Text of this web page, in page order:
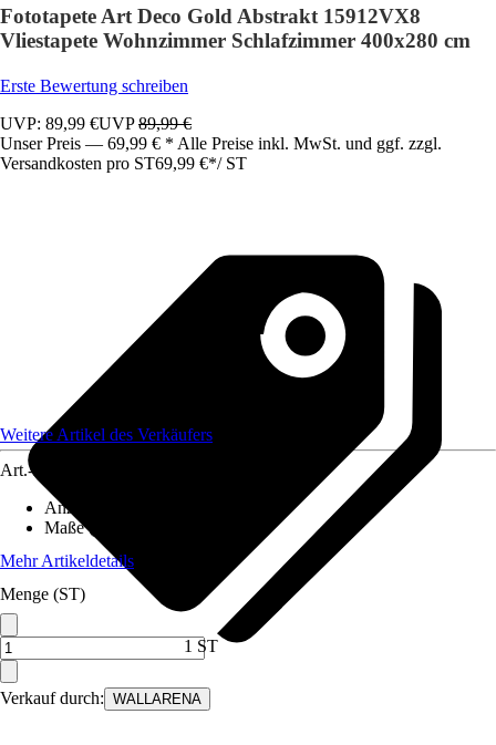
Fototapete Art Deco Gold Abstrakt 15912VX8
Vliestapete Wohnzimmer Schlafzimmer 400x280 cm
Erste Bewertung schreiben
UVP: 89,99 €UVP89,99 €
Unser Preis — 69,99 € * Alle Preise inkl. MwSt. und ggf. zzgl.
Versandkosten pro ST69,99 €*/ ST
Verkauf durch: WALLARENA
Weitere Artikel des Verkäufers
Art.-Nr.
Anzahl der Teile
Maße (BxH)
Mehr Artikeldetails
Menge (ST)
1 ST